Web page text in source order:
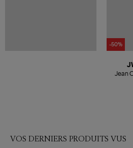
-50%
Jean
VOS DERNIERS PRODUITS VUS